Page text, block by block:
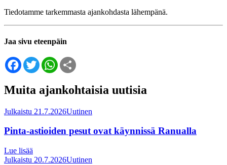
Tiedotamme tarkemmasta ajankohdasta lähempänä.
Jaa sivu eteenpäin
FacebookTwitterWhatsApp
Muita ajankohtaisia uutisia
Julkaistu 21.7.2026Uutinen
Pinta-astioiden pesut ovat käynnissä Ranualla
Lue lisää
Julkaistu 20.7.2026Uutinen